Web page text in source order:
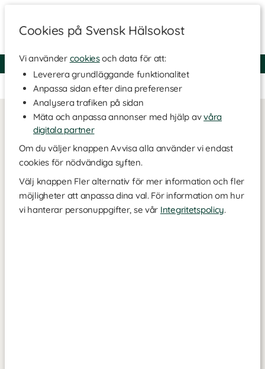
Cookies på Svensk Hälsokost
Vi använder cookiesoch data för att:
Leverera grundläggande funktionalitet
Anpassa sidan efter dina preferenser
Analysera trafiken på sidan
Mäta och anpassa annonser med hjälp avvåra
digitala partner
Om du väljer knappen Avvisa alla använder vi endast
cookies för nödvändiga syften.
Välj knappen Fler alternativ för mer information och fler
möjligheter att anpassa dina val. För information om hur
vi hanterar personuppgifter, se vår Integritetspolicy.
Fri frakt Snabb leverans
Ingen kampanjsida är skapad.